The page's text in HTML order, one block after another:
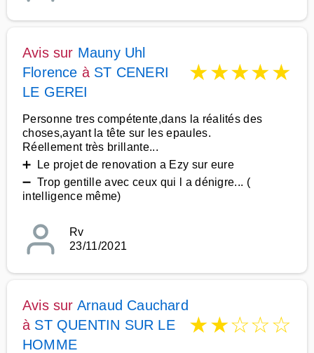
Avis sur Mauny Uhl
Florence à ST CENERI
LE GEREI
★★★★★
Personne tres compétente,dans la réalités des
choses,ayant la tête sur les epaules.
Réellement très brillante...
➕ Le projet de renovation a Ezy sur eure
➖ Trop gentille avec ceux qui l a dénigre... (
intelligence même)
Rv
23/11/2021
Avis sur Arnaud Cauchard
à ST QUENTIN SUR LE
HOMME
★★☆☆☆